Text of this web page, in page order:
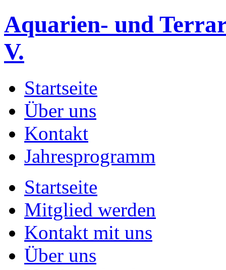
Aquarien- und
V.
Startseite
Über uns
Kontakt
Jahresprogramm
Startseite
Mitglied werden
Kontakt mit uns
Über uns